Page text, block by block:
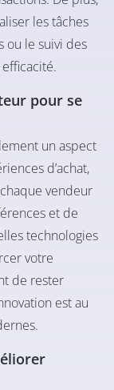
les tâches
ou le suivi des
pour se
un aspect
d’achat,
vendeur
et de
technologies
votre
de rester
est au